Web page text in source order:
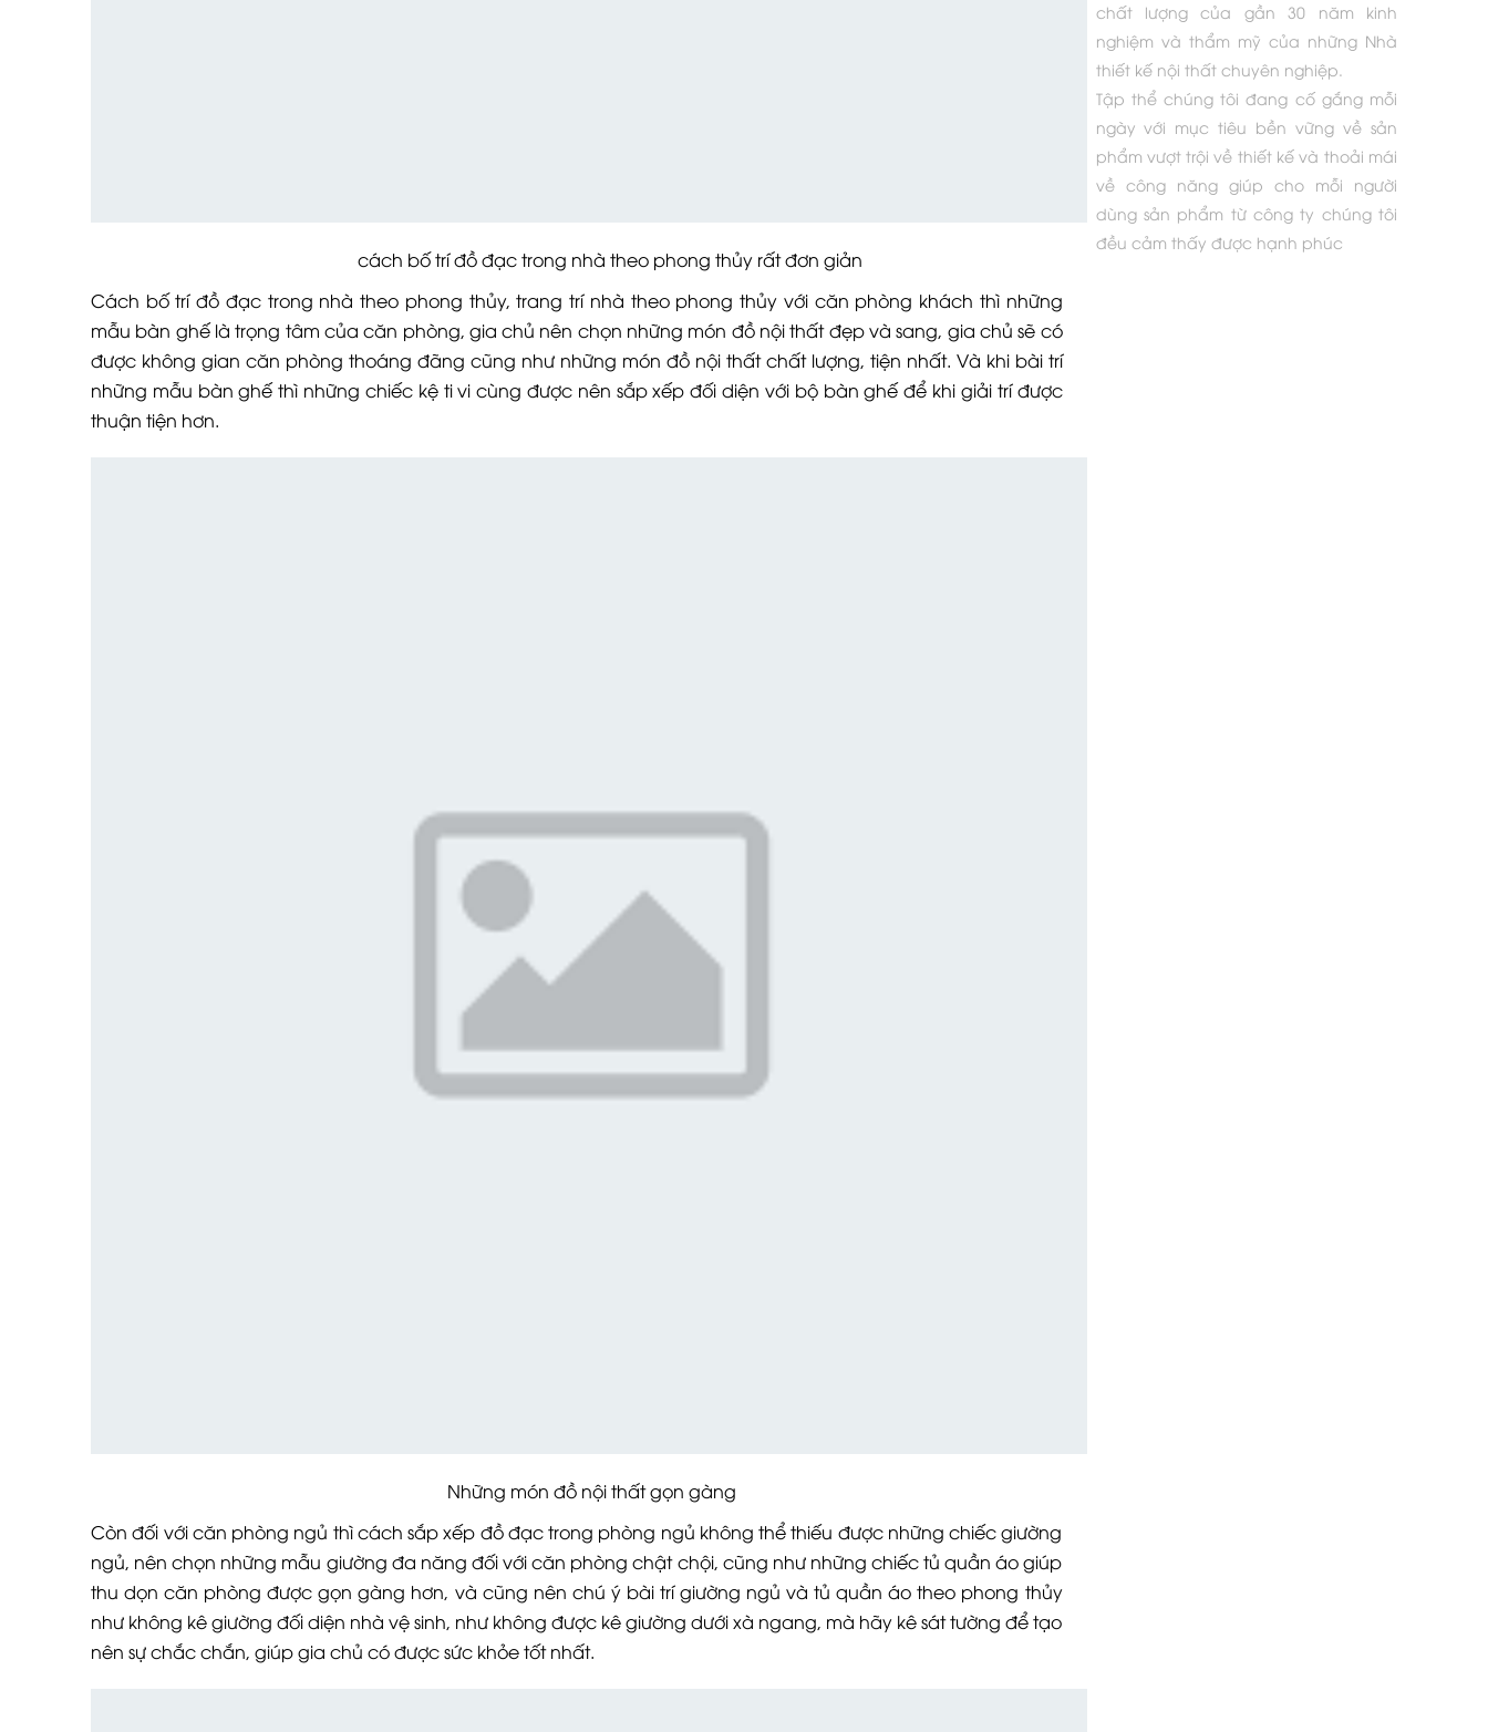
cách bố trí đồ đạc trong nhà theo phong thủy rất đơn giản
Cách bố trí đồ đạc trong nhà theo phong thủy, trang trí nhà theo phong thủy với căn phòng khách thì những
mẫu bàn ghế là trọng tâm của căn phòng, gia chủ nên chọn những món đồ nội thất đẹp và sang, gia chủ sẽ có
được không gian căn phòng thoáng đãng cũng như những món đồ nội thất chất lượng, tiện nhất. Và khi bài trí
những mẫu bàn ghế thì những chiếc kệ ti vi cùng được nên sắp xếp đối diện với bộ bàn ghế để khi giải trí được
thuận tiện hơn.
Những món đồ nội thất gọn gàng
Còn đối với căn phòng ngủ thì cách sắp xếp đồ đạc trong phòng ngủ không thể thiếu được những chiếc giường
ngủ, nên chọn những mẫu giường đa năng đối với căn phòng chật chội, cũng như những chiếc tủ quần áo giúp
thu dọn căn phòng được gọn gàng hơn, và cũng nên chú ý bài trí giường ngủ và tủ quần áo theo phong thủy
như không kê giường đối diện nhà vệ sinh, như không được kê giường dưới xà ngang, mà hãy kê sát tường để tạo
nên sự chắc chắn, giúp gia chủ có được sức khỏe tốt nhất.
chất lượng của gần 30 năm kinh
nghiệm và thẩm mỹ của những Nhà
thiết kế nội thất chuyên nghiệp.
Tập thể chúng tôi đang cố gắng mỗi
ngày với mục tiêu bền vững về sản
phẩm vượt trội về thiết kế và thoải mái
về công năng giúp cho mỗi người
dùng sản phẩm từ công ty chúng tôi
đều cảm thấy được hạnh phúc